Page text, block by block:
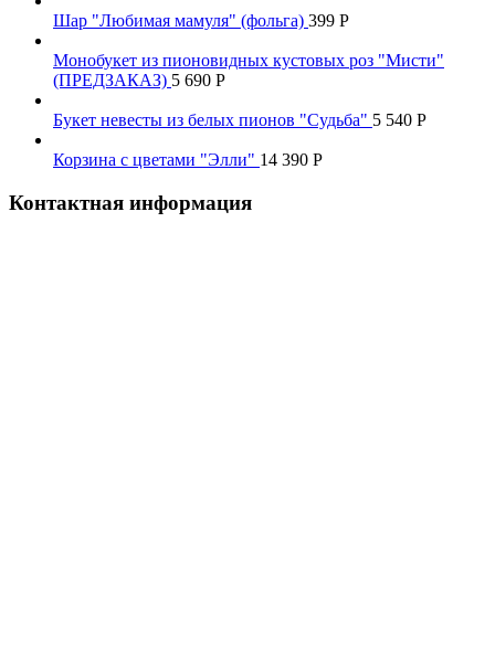
Шар "Любимая мамуля" (фольга) 399 Р
Монобукет из пионовидных кустовых роз "Мисти"
(ПРЕДЗАКАЗ) 5 690 Р
Букет невесты из белых пионов "Судьба" 5 540 Р
Корзина с цветами "Элли" 14 390 Р
Контактная информация